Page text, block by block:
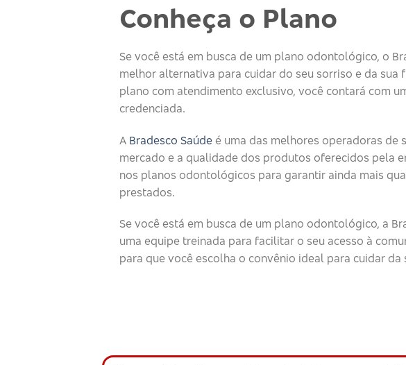
Conheça o Plano
Se você está em busca de um plano odontológico, o
melhor alternativa para cuidar do seu sorriso e da sua
plano com atendimento exclusivo, você contará com
credenciada.
A Bradesco Saúde é uma das melhores operadoras de
mercado e a qualidade dos produtos oferecidos pela
nos planos odontológicos para garantir ainda mais
prestados.
Se você está em busca de um plano odontológico, a
uma equipe treinada para facilitar o seu acesso à
para que você escolha o convênio ideal para cuidar da